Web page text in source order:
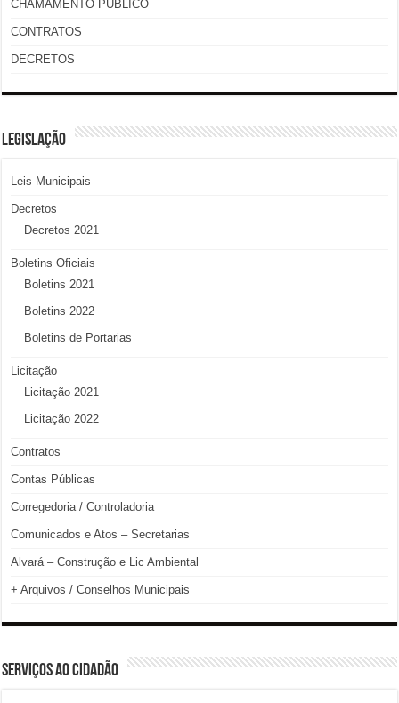
CHAMAMENTO PÚBLICO
CONTRATOS
DECRETOS
LEGISLAÇÃO
Leis Municipais
Decretos
Decretos 2021
Boletins Oficiais
Boletins 2021
Boletins 2022
Boletins de Portarias
Licitação
Licitação 2021
Licitação 2022
Contratos
Contas Públicas
Corregedoria / Controladoria
Comunicados e Atos – Secretarias
Alvará – Construção e Lic Ambiental
+ Arquivos / Conselhos Municipais
SERVIÇOS AO CIDADÃO